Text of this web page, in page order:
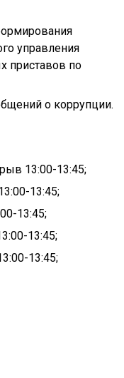
управления
приставов по
о коррупции.
13:00-13:45;
13:45;
13:45;
13:45;
13:45;